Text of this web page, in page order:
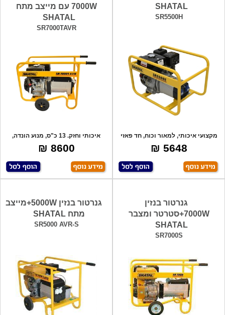
SHATAL
SR5500H
מקצועי איכותי, למאור וכוח, חד פאזי
230V,
5648 ₪
7000W עם מייצב מתח
SHATAL
SR7000TAVR
איכותי וחזק. 13 כ"ס, מנוע הונדה,
מייצב מ
8600 ₪
גנרטור בנזין
7000W+סטרטר ומצבר
SHATAL
SR7000S
גנרטור בנזין 5000W+מייצב
מתח SHATAL
SR5000 AVR-S